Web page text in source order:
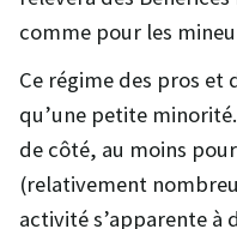
comme pour les
Ce régime des pros et
qu’une petite
de côté, au moins
(relativement
activité s’apparente